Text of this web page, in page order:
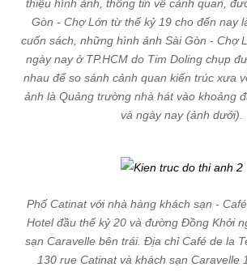
thiệu hình ảnh, thông tin về cảnh quan,
Gòn - Chợ Lớn từ thế kỷ 19 cho đến nay
cuốn sách, những hình ảnh Sài Gòn - Chợ
ngày nay ở TP.HCM do Tim Doling chụp
nhau để so sánh cảnh quan kiến trúc xưa
ảnh là Quảng trường nhà hát vào khoảng
và ngày nay (ảnh dưới).
Phố Catinat với nhà hàng khách sạn -
Hotel đầu thế kỷ 20 và đường Đồng Khởi
sạn Caravelle bên trái. Địa chỉ Café de la
130 rue Catinat và khách sạn Caravelle